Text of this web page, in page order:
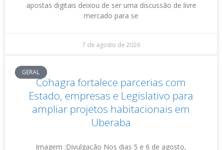
apostas digitais deixou de ser uma discussão de livre
mercado para se
7 de agosto de 2026
GERAL
Cohagra fortalece parcerias com
Estado, empresas e Legislativo para
ampliar projetos habitacionais em
Uberaba
Imagem :Divulgação Nos dias 5 e 6 de agosto,